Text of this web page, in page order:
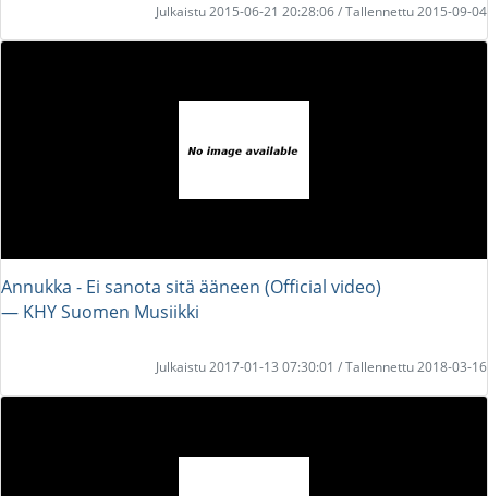
Julkaistu 2015-06-21 20:28:06 / Tallennettu 2015-09-04
Annukka - Ei sanota sitä ääneen (Official video)
― KHY Suomen Musiikki
Julkaistu 2017-01-13 07:30:01 / Tallennettu 2018-03-16